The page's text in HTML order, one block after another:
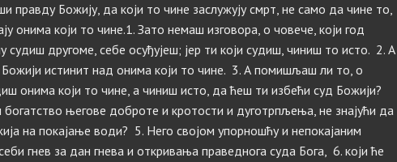
правду Божију, да који то чине заслужују смрт, не само да чине то,
онима који то чине.1. Зато немаш изговора, о човече, који год
судиш другоме, себе осуђујеш; јер ти који судиш, чиниш то исто. 2. А
Божији истинит над онима који то чине. 3. А помишљаш ли то, о
онима који то чине, а чиниш исто, да ћеш ти избећи суд Божији?
његове доброте и кротости и дуготрпљења, не знајући да
на покајање води? 5. Него својом упорношћу и непокајаним
гнев за дан гнева и откривања праведнога суда Бога, 6. који ће